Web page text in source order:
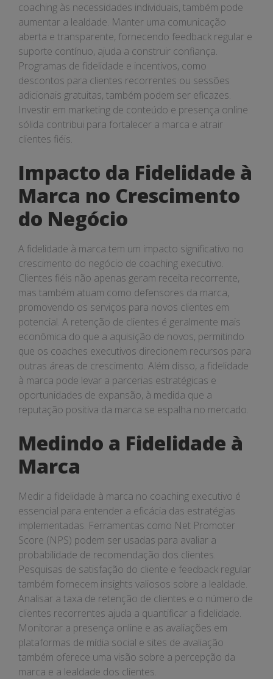
coaching às necessidades individuais, também pode
aumentar a lealdade. Manter uma comunicação
aberta e transparente, fornecendo feedback regular e
suporte contínuo, ajuda a construir confiança.
Programas de fidelidade e incentivos, como
descontos para clientes recorrentes ou sessões
adicionais gratuitas, também podem ser eficazes.
Investir em marketing de conteúdo e presença online
sólida contribui para fortalecer a marca e atrair
clientes fiéis.
Impacto da Fidelidade à
Marca no Crescimento
do Negócio
A fidelidade à marca tem um impacto significativo no
crescimento do negócio de coaching executivo.
Clientes fiéis não apenas geram receita recorrente,
mas também atuam como defensores da marca,
promovendo os serviços para novos clientes em
potencial. A retenção de clientes é geralmente mais
econômica do que a aquisição de novos, permitindo
que os coaches executivos direcionem recursos para
outras áreas de crescimento. Além disso, a fidelidade
à marca pode levar a parcerias estratégicas e
oportunidades de expansão, à medida que a
reputação positiva da marca se espalha no mercado.
Medindo a Fidelidade à
Marca
Medir a fidelidade à marca no coaching executivo é
essencial para entender a eficácia das estratégias
implementadas. Ferramentas como Net Promoter
Score (NPS) podem ser usadas para avaliar a
probabilidade de recomendação dos clientes.
Pesquisas de satisfação do cliente e feedback regular
também fornecem insights valiosos sobre a lealdade.
Analisar a taxa de retenção de clientes e o número de
clientes recorrentes ajuda a quantificar a fidelidade.
Monitorar a presença online e as avaliações em
plataformas de mídia social e sites de avaliação
também oferece uma visão sobre a percepção da
marca e a lealdade dos clientes.